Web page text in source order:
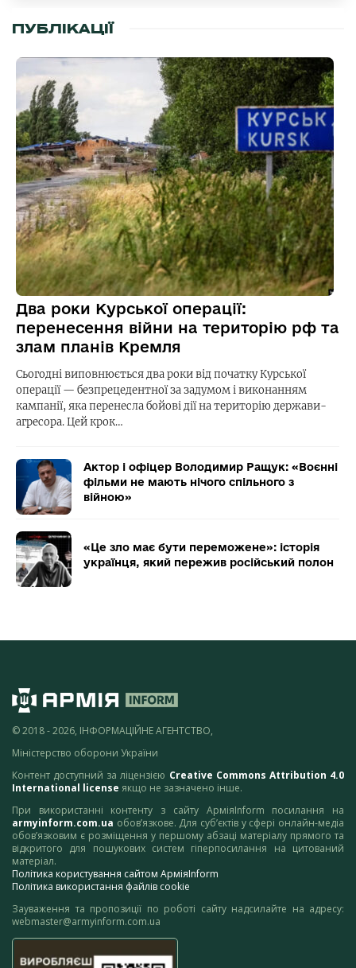
ПУБЛІКАЦІЇ
Два роки Курської операції:
перенесення війни на територію рф та
злам планів Кремля
Сьогодні виповнюється два роки від початку Курської
операції — безпрецедентної за задумом і виконанням
кампанії, яка перенесла бойові дії на територію держави-
агресора. Цей крок…
Актор і офіцер Володимир Ращук: «Воєнні
фільми не мають нічого спільного з
війною»
«Це зло має бути переможене»: історія
українця, який пережив російський полон
© 2018 - 2026, ІНФОРМАЦІЙНЕ АГЕНТСТВО,
Міністерство оборони України
Контент доступний за ліцензією Creative Commons Attribution 4.0
International license якщо не зазначено інше.
При використанні контенту з сайту АрміяInform посилання на
armyinform.com.ua обов’язкове. Для суб’єктів у сфері онлайн-медіа
обов’язковим є розміщення у першому абзаці матеріалу прямого та
відкритого для пошукових систем гіперпосилання на цитований
матеріал.
Політика користування сайтом АрміяInform
Політика використання файлів cookie
Зауваження та пропозиції по роботі сайту надсилайте на адресу:
webmaster@armyinform.com.ua